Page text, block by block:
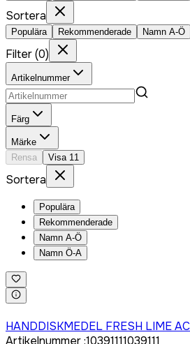
Sortera
Populära Rekommenderade Namn A-Ö
Filter(0)
Artikelnummer
Färg
Märke
Rensa
Visa 11
Sortera
Populära
Rekommenderade
Namn A-Ö
Namn Ö-A
HANDDISKMEDEL FRESH LIME